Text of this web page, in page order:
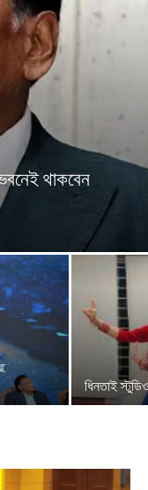
থাকবেন
ধিনতাই